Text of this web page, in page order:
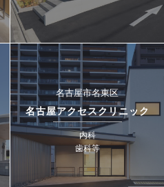
名古屋市名東区
名古屋アクセスクリニック
内科
歯科等